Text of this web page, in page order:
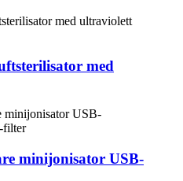
med
minijonisator USB-